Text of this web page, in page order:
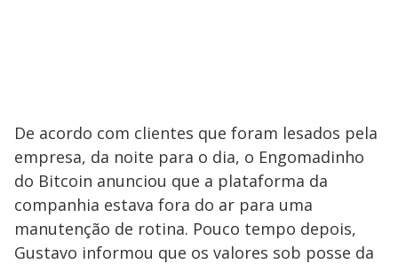
De acordo com clientes que foram lesados pela
empresa, da noite para o dia, o Engomadinho
do Bitcoin anunciou que a plataforma da
companhia estava fora do ar para uma
manutenção de rotina. Pouco tempo depois,
Gustavo informou que os valores sob posse da